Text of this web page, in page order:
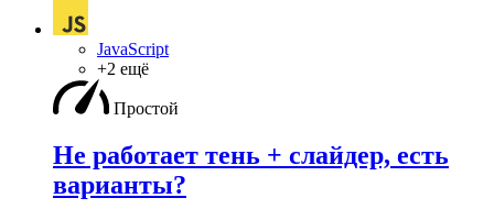
JavaScript
+2 ещё
Простой
Не работает тень + слайдер, есть
варианты?